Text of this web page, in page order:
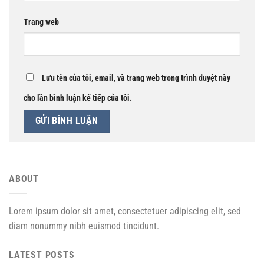
Trang web
Lưu tên của tôi, email, và trang web trong trình duyệt này
cho lần bình luận kế tiếp của tôi.
ABOUT
Lorem ipsum dolor sit amet, consectetuer adipiscing elit, sed
diam nonummy nibh euismod tincidunt.
LATEST POSTS